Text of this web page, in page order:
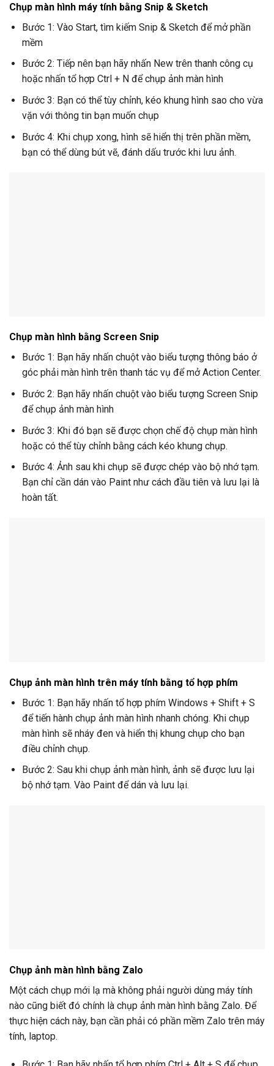
Chụp màn hình máy tính bằng Snip & Sketch
Bước 1: Vào Start, tìm kiếm Snip & Sketch để mở phần
mềm
Bước 2: Tiếp nên bạn hãy nhấn New trên thanh công cụ
hoặc nhấn tổ hợp Ctrl + N để chụp ảnh màn hình
Bước 3: Bạn có thể tùy chỉnh, kéo khung hình sao cho vừa
vặn với thông tin bạn muốn chụp
Bước 4: Khi chụp xong, hình sẽ hiển thị trên phần mềm,
bạn có thể dùng bút vẽ, đánh dấu trước khi lưu ảnh.
Chụp màn hình bằng Screen Snip
Bước 1: Bạn hãy nhấn chuột vào biểu tượng thông báo ở
góc phải màn hình trên thanh tác vụ để mở Action Center.
Bước 2: Bạn hãy nhấn chuột vào biểu tượng Screen Snip
để chụp ảnh màn hình
Bước 3: Khi đó bạn sẽ được chọn chế độ chụp màn hình
hoặc có thể tùy chỉnh bằng cách kéo khung chụp.
Bước 4: Ảnh sau khi chụp sẽ được chép vào bộ nhớ tạm.
Bạn chỉ cần dán vào Paint như cách đầu tiên và lưu lại là
hoàn tất.
Chụp ảnh màn hình trên máy tính bằng tổ hợp phím
Bước 1: Bạn hãy nhấn tổ hợp phím Windows + Shift + S
để tiến hành chụp ảnh màn hình nhanh chóng. Khi chụp
màn hình sẽ nháy đen và hiển thị khung chụp cho bạn
điều chỉnh chụp.
Bước 2: Sau khi chụp ảnh màn hình, ảnh sẽ được lưu lại
bộ nhớ tạm. Vào Paint để dán và lưu lại.
Chụp ảnh màn hình bằng Zalo
Một cách chụp mới lạ mà không phải người dùng máy tính
nào cũng biết đó chính là chụp ảnh màn hình bằng Zalo. Để
thực hiện cách này, bạn cần phải có phần mềm Zalo trên máy
tính, laptop.